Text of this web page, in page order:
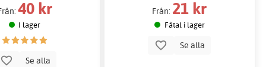
40 kr
I lager
Se alla
Från: 21 kr
Fåtal i lager
Se alla